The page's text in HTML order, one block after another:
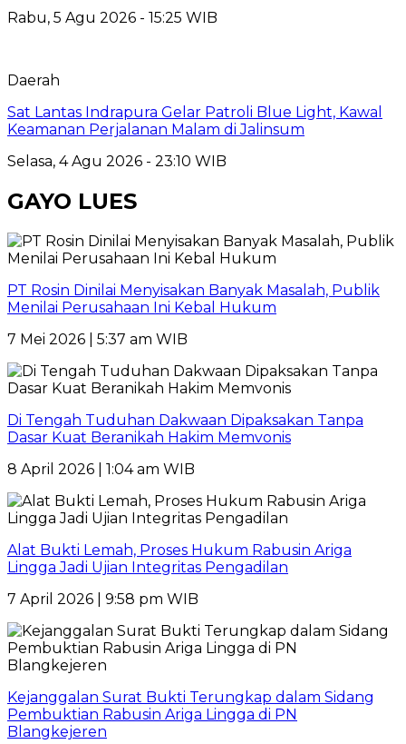
Rabu, 5 Agu 2026 - 15:25 WIB
Daerah
Sat Lantas Indrapura Gelar Patroli Blue Light, Kawal
Keamanan Perjalanan Malam di Jalinsum
Selasa, 4 Agu 2026 - 23:10 WIB
GAYO LUES
PT Rosin Dinilai Menyisakan Banyak Masalah, Publik
Menilai Perusahaan Ini Kebal Hukum
7 Mei 2026 | 5:37 am WIB
Di Tengah Tuduhan Dakwaan Dipaksakan Tanpa
Dasar Kuat Beranikah Hakim Memvonis
8 April 2026 | 1:04 am WIB
Alat Bukti Lemah, Proses Hukum Rabusin Ariga
Lingga Jadi Ujian Integritas Pengadilan
7 April 2026 | 9:58 pm WIB
Kejanggalan Surat Bukti Terungkap dalam Sidang
Pembuktian Rabusin Ariga Lingga di PN
Blangkejeren